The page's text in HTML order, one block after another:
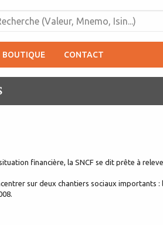
BOUTIQUE CONTACT
financière, la SNCF se dit prête à
sur deux chantiers sociaux